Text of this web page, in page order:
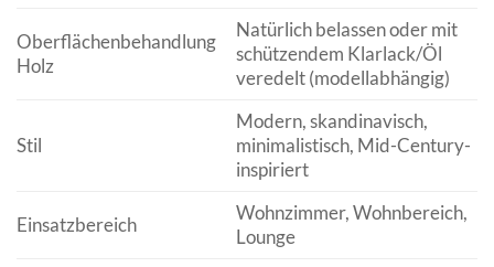
Oberflächenbehandlung
Holz
Natürlich belassen oder mit
schützendem Klarlack/Öl
veredelt (modellabhängig)
Stil
Modern, skandinavisch,
minimalistisch, Mid-Century-
inspiriert
Einsatzbereich
Wohnzimmer, Wohnbereich,
Lounge